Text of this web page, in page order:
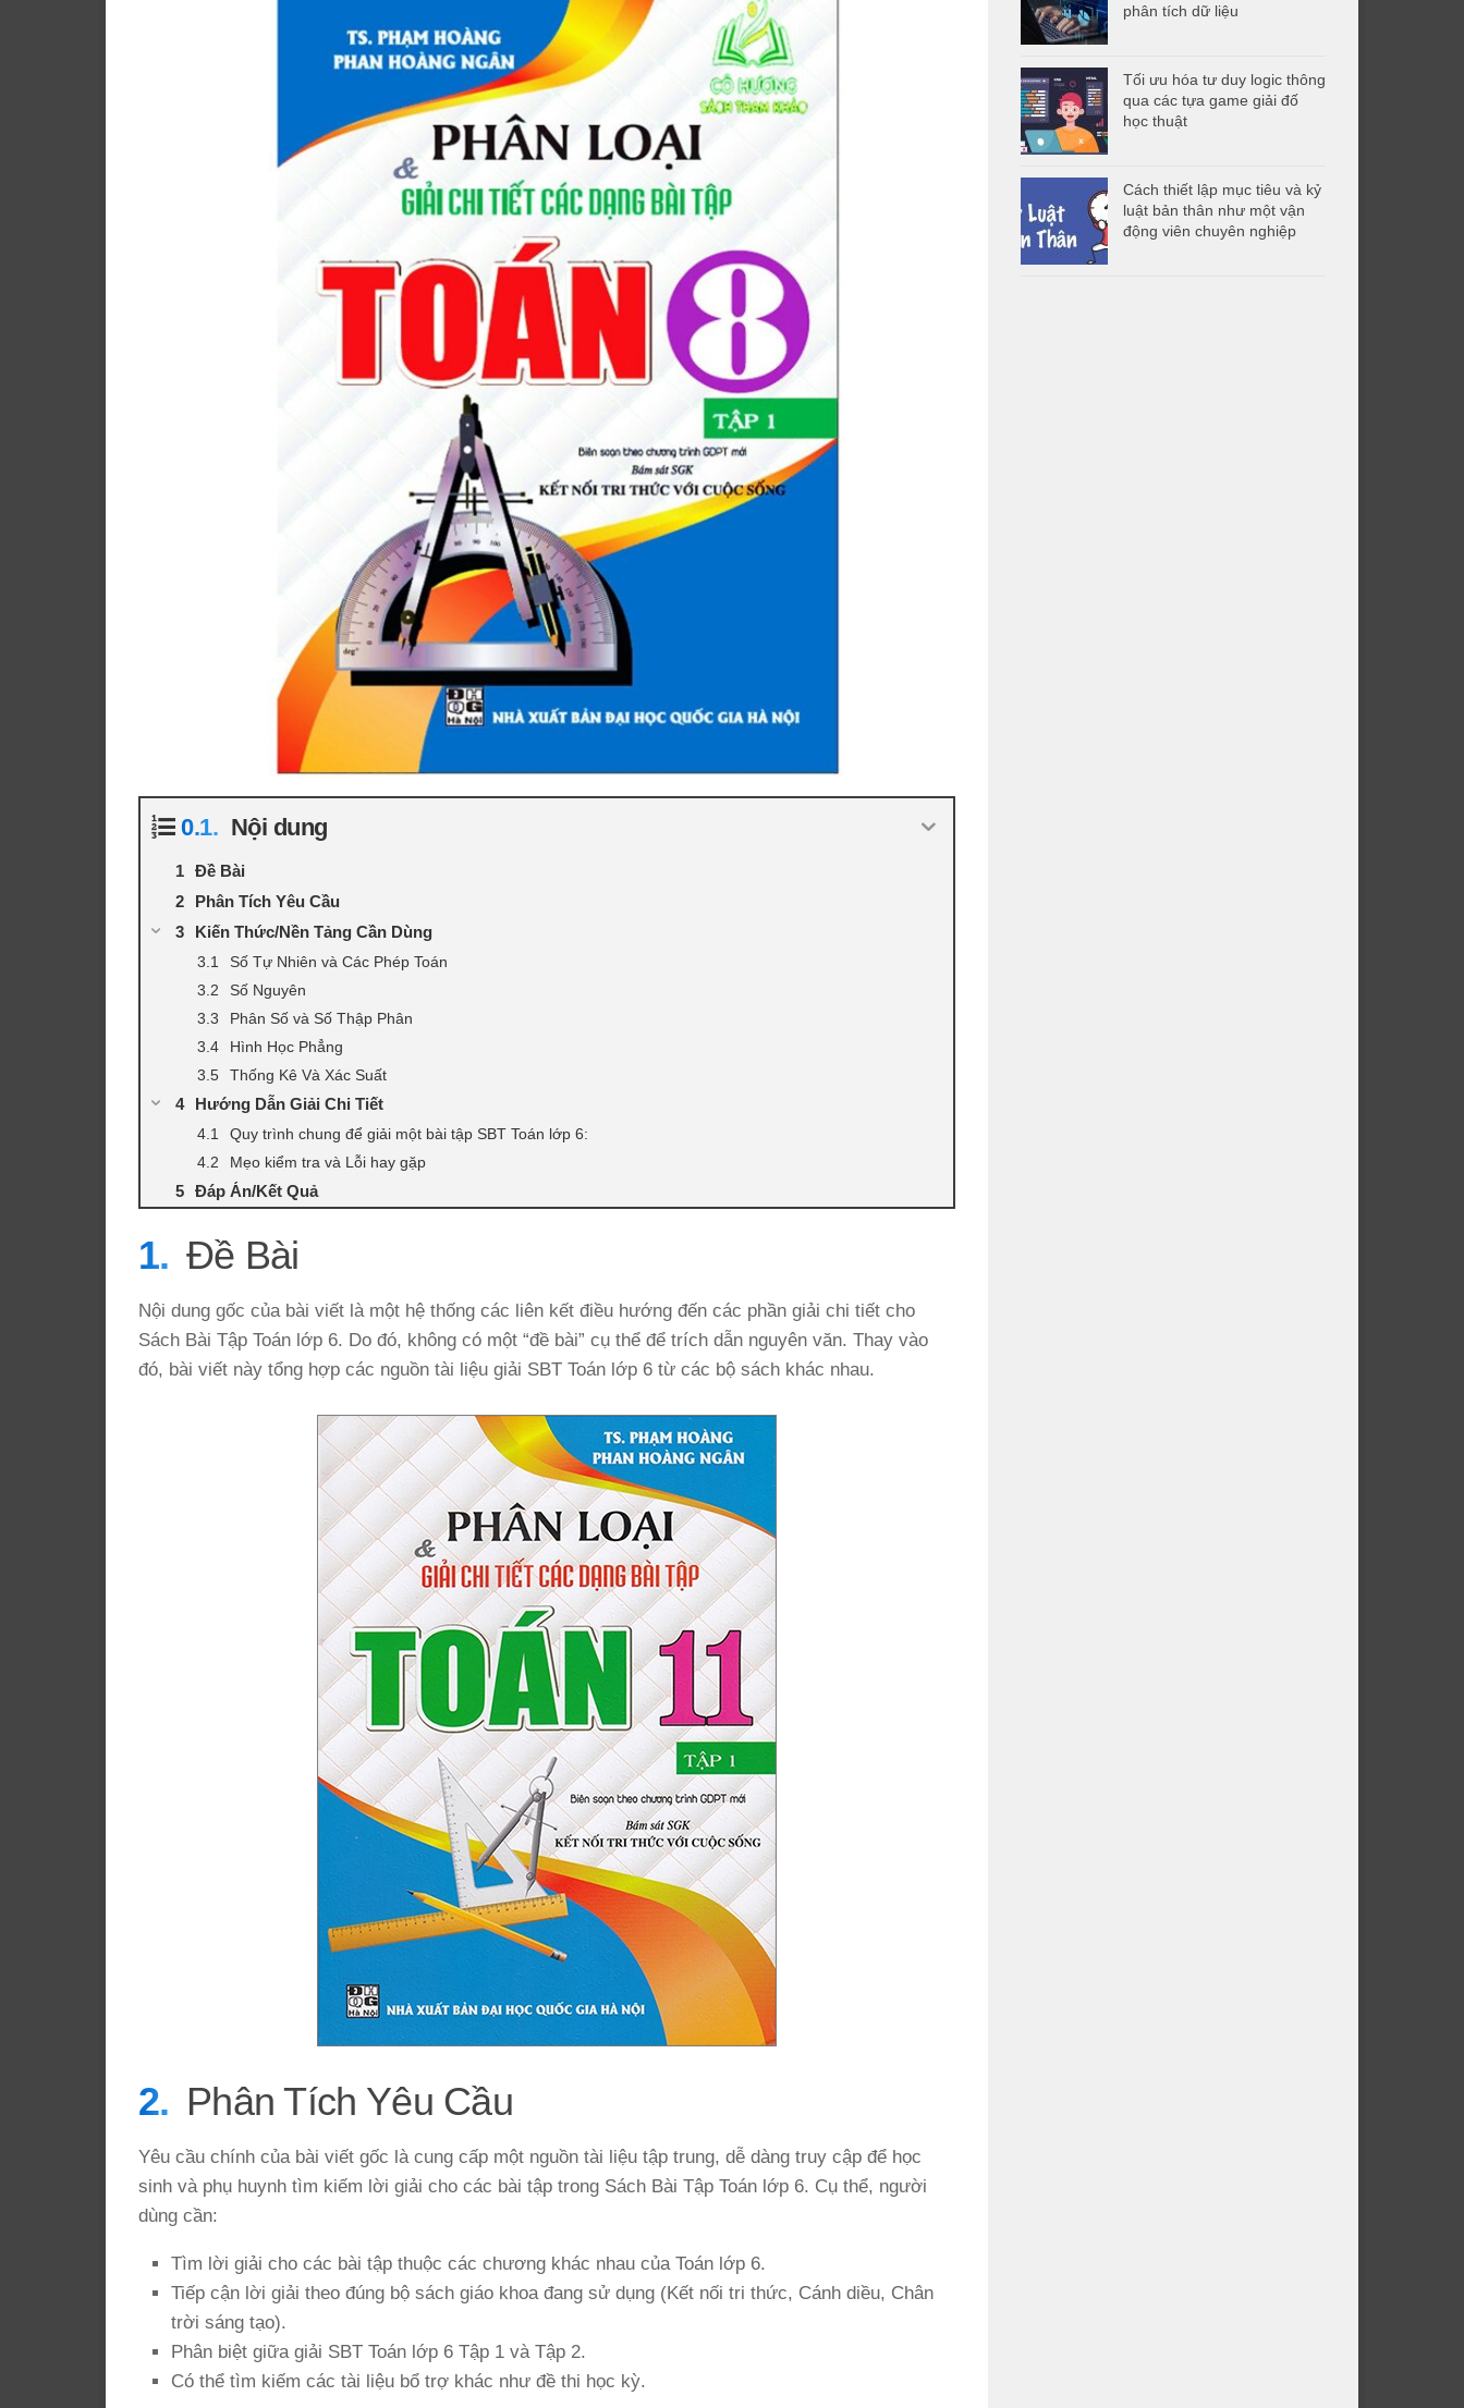
Nội dung
Đề Bài
Phân Tích Yêu Cầu
Kiến Thức/Nền Tảng Cần Dùng
Số Tự Nhiên và Các Phép Toán
Số Nguyên
Phân Số và Số Thập Phân
Hình Học Phẳng
Thống Kê Và Xác Suất
Hướng Dẫn Giải Chi Tiết
Quy trình chung để giải một bài tập SBT Toán lớp 6:
Mẹo kiểm tra và Lỗi hay gặp
Đáp Án/Kết Quả
Đề Bài
Nội dung gốc của bài viết là một hệ thống các liên kết điều hướng đến các phần giải chi tiết cho
Sách Bài Tập Toán lớp 6. Do đó, không có một “đề bài” cụ thể để trích dẫn nguyên văn. Thay vào
đó, bài viết này tổng hợp các nguồn tài liệu giải SBT Toán lớp 6 từ các bộ sách khác nhau.
Phân Tích Yêu Cầu
Yêu cầu chính của bài viết gốc là cung cấp một nguồn tài liệu tập trung, dễ dàng truy cập để học
sinh và phụ huynh tìm kiếm lời giải cho các bài tập trong Sách Bài Tập Toán lớp 6. Cụ thể, người
dùng cần:
Tìm lời giải cho các bài tập thuộc các chương khác nhau của Toán lớp 6.
Tiếp cận lời giải theo đúng bộ sách giáo khoa đang sử dụng (Kết nối tri thức, Cánh diều, Chân
trời sáng tạo).
Phân biệt giữa giải SBT Toán lớp 6 Tập 1 và Tập 2.
Có thể tìm kiếm các tài liệu bổ trợ khác như đề thi học kỳ.
phân tích dữ liệu
Tối ưu hóa tư duy logic thông
qua các tựa game giải đố
học thuật
Cách thiết lập mục tiêu và kỷ
luật bản thân như một vận
động viên chuyên nghiệp